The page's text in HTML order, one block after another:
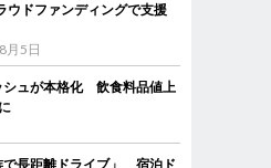
ウドファンディングで支援
月5日
シュが本格化 飲食料品値上
で長距離ドライブ」 宿泊ド